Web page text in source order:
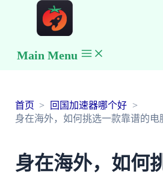
Main Menu
首页
回国加速器哪个好
身在海外，如何挑选一款靠谱的电
身在海外，如何